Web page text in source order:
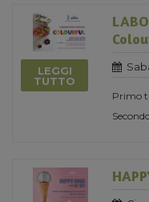
LEGGI
TUTTO
Primo